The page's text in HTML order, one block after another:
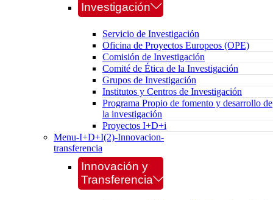
Investigación
Servicio de Investigación
Oficina de Proyectos Europeos (OPE)
Comisión de Investigación
Comité de Ética de la Investigación
Grupos de Investigación
Institutos y Centros de Investigación
Programa Propio de fomento y desarrollo de
la investigación
Proyectos I+D+i
Menu-I+D+I(2)-Innovacion-
transferencia
Innovación y
Transferencia